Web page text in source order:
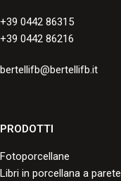
+39 0442 86315
+39 0442 86216
bertellifb@bertellifb.it
PRODOTTI
Fotoporcellane
Libri in porcellana a parete